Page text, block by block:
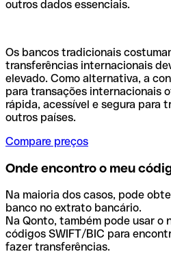
outros dados essenciais.
Os bancos tradicionais
transferências internacionais
elevado. Como alternativa, a
para transações internacionais
rápida, acessível e segura para
outros países.
Compare preços
Onde encontro o meu
Na maioria dos casos, pode
banco no extrato bancário.
Na Qonto, também pode usar o
códigos SWIFT/BIC para
fazer transferências.